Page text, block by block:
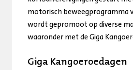
motorisch beweegprogramma
wordt gepromoot op diverse
waaronder met de Giga
Giga Kangoeroedagen